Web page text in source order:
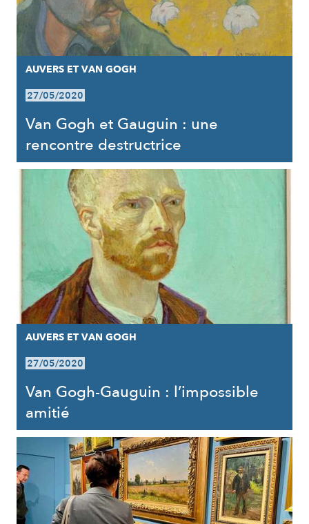
AUVERS ET VAN GOGH
27/05/2020
Van Gogh et Gauguin : une
rencontre destructrice
AUVERS ET VAN GOGH
27/05/2020
Van Gogh-Gauguin : l’impossible
amitié